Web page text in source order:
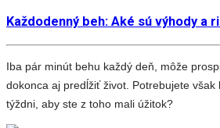
Každodenný beh: Aké sú výhody a
Iba pár minút behu každý deň, môže
dokonca aj predĺžiť život. Potrebujete však
týždni, aby ste z toho mali úžitok?